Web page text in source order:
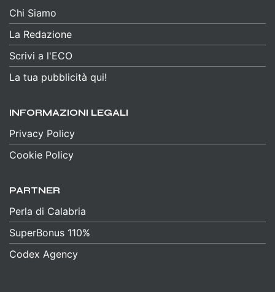
Chi Siamo
La Redazione
Scrivi a l'ECO
La tua pubblicità qui!
INFORMAZIONI LEGALI
Privacy Policy
Cookie Policy
PARTNER
Perla di Calabria
SuperBonus 110%
Codex Agency